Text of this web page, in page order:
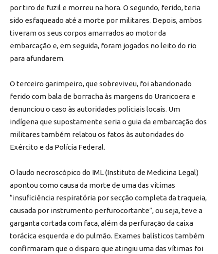
por tiro de fuzil e morreu na hora. O segundo, ferido, teria
sido esfaqueado até a morte por militares. Depois, ambos
tiveram os seus corpos amarrados ao motor da
embarcação e, em seguida, foram jogados no leito do rio
para afundarem.
O terceiro garimpeiro, que sobreviveu, foi abandonado
ferido com bala de borracha às margens do Uraricoera e
denunciou o caso às autoridades policiais locais. Um
indígena que supostamente seria o guia da embarcação dos
militares também relatou os fatos às autoridades do
Exército e da Polícia Federal.
O laudo necroscópico do IML (Instituto de Medicina Legal)
apontou como causa da morte de uma das vítimas
“insuficiência respiratória por secção completa da traqueia,
causada por instrumento perfurocortante”, ou seja, teve a
garganta cortada com faca, além da perfuração da caixa
torácica esquerda e do pulmão. Exames balísticos também
confirmaram que o disparo que atingiu uma das vítimas foi